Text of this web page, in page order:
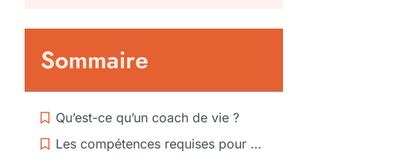
Sommaire
Qu’est-ce qu’un coach de vie ?
Les compétences requises pour un coach de vie